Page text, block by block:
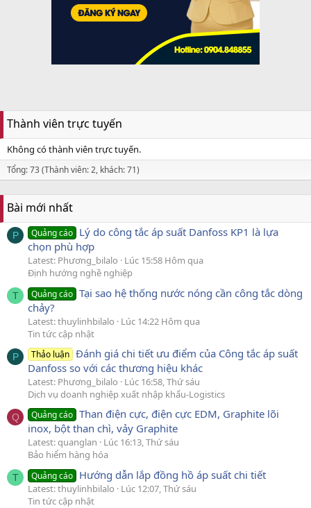
Thành viên trực tuyến
Không có thành viên trực tuyến.
Tổng: 73 (Thành viên: 2, khách: 71)
Bài mới nhất
P Quảng cáo Lý do công tắc áp suất Danfoss KP1 là lựa
chọn phù hợp
Latest: Phương_bilalo
Lúc 15:58 Hôm qua
Định hướng nghề nghiệp
T Quảng cáo Tại sao hệ thống nước nóng cần công tắc dòng
chảy?
Latest: thuylinhbilalo
Lúc 14:22 Hôm qua
Tin tức cập nhật
P Thảo luận Đánh giá chi tiết ưu điểm của Công tắc áp suất
Danfoss so với các thương hiệu khác
Latest: Phương_bilalo
Lúc 16:58, Thứ sáu
Dịch vụ doanh nghiệp xuất nhập khẩu-Logistics
Q Quảng cáo Than điện cực, điện cực EDM, Graphite lõi
inox, bột than chì, vảy Graphite
Latest: quanglan
Lúc 16:13, Thứ sáu
Bảo hiểm hàng hóa
T Quảng cáo Hướng dẫn lắp đồng hồ áp suất chi tiết
Latest: thuylinhbilalo
Lúc 12:07, Thứ sáu
Tin tức cập nhật